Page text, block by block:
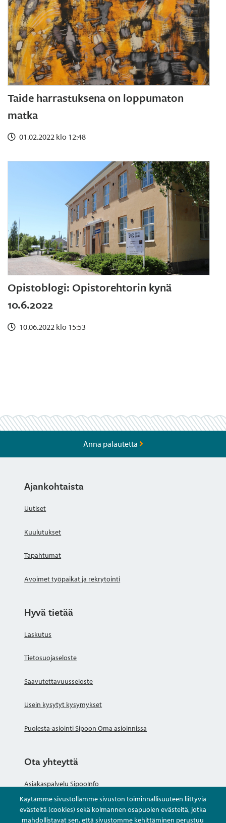
Taide harrastuksena on loppumaton
matka
01.02.2022 klo 12:48
Opistoblogi: Opistorehtorin kynä
10.6.2022
10.06.2022 klo 15:53
Käytämme sivustollamme sivuston toiminnallisuuteen liittyviä
evästeitä (cookies) sekä kolmannen osapuolen evästeitä, jotka
mahdollistavat sen, että sivustomme kehittäminen perustuu
Anna palautetta
Ajankohtaista
Uutiset
Kuulutukset
Tapahtumat
Avoimet työpaikat ja rekrytointi
Hyvä tietää
Laskutus
Tietosuojaseloste
Saavutettavuusseloste
Usein kysytyt kysymykset
Puolesta-asiointi Sipoon Oma asioinnissa
Ota yhteyttä
Asiakaspalvelu SipooInfo
Anna palautetta nimettömästi